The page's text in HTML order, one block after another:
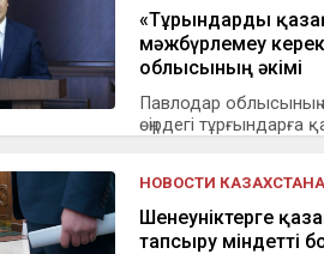
«Тұрғындарды
мәжбүрлемеу
облысының әкімі
Павлодар облысының
өңірдегі тұрғындарға
НОВОСТИ КАЗАХСТАНА
Шенеуніктерге
тапсыру міндетті